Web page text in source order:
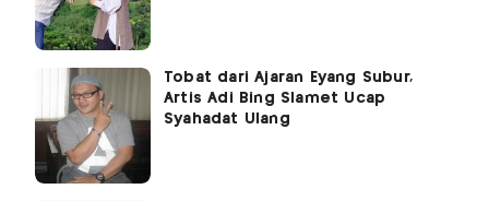
Tobat dari Ajaran Eyang Subur,
Artis Adi Bing Slamet Ucap
Syahadat Ulang